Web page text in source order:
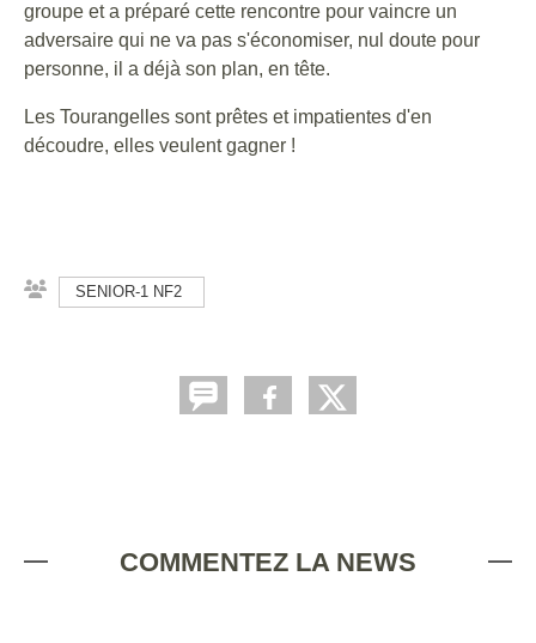
groupe et a préparé cette rencontre pour vaincre un
adversaire qui ne va pas s'économiser, nul doute pour
personne, il a déjà son plan, en tête.
Les Tourangelles sont prêtes et impatientes d'en
découdre, elles veulent gagner !
SENIOR-1 NF2
COMMENTEZ LA NEWS